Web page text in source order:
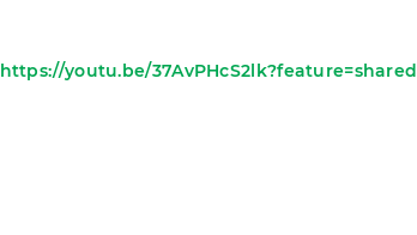
https://youtu.be/37AvPHcS2lk?feature=shared